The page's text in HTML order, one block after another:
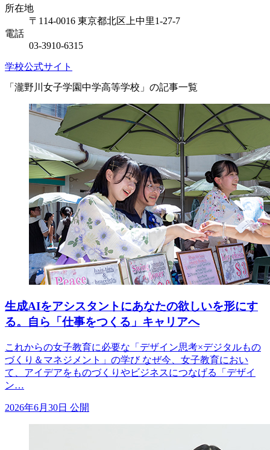
所在地
〒114-0016 東京都北区上中里1-27-7
電話
03-3910-6315
学校公式サイト
「瀧野川女子学園中学高等学校」の記事一覧
生成AIをアシスタントにあなたの欲しいを形にす
る。自ら「仕事をつくる」キャリアへ
これからの女子教育に必要な「デザイン思考×デジタルもの
づくり＆マネジメント」の学び なぜ今、女子教育におい
て、アイデアをものづくりやビジネスにつなげる「デザイ
ン…
2026年6月30日 公開